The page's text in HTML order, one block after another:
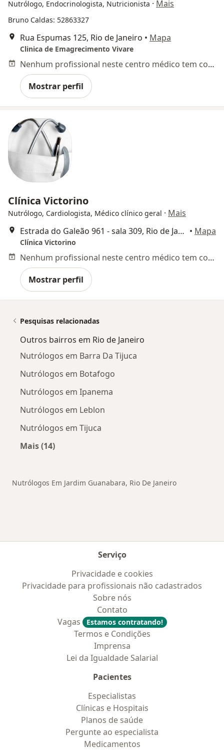
Nutrólogo, Endocrinologista, Nutricionista · Mais
Bruno Caldas: 52863327
Rua Espumas 125, Rio de Janeiro • Mapa
Clinica de Emagrecimento Vivare
Nenhum profissional neste centro médico tem consultas disponíveis
Mostrar perfil
Clínica Victorino
Nutrólogo, Cardiologista, Médico clínico geral · Mais
Estrada do Galeão 961 - sala 309, Rio de Janeiro • Mapa
Clínica Victorino
Nenhum profissional neste centro médico tem consultas disponíveis
Mostrar perfil
Pesquisas relacionadas
Outros bairros em Rio de Janeiro
Nutrólogos em Barra Da Tijuca
Nutrólogos em Botafogo
Nutrólogos em Ipanema
Nutrólogos em Leblon
Nutrólogos em Tijuca
Mais (14)
Nutrólogos Em Jardim Guanabara, Rio De Janeiro
Serviço
Privacidade e cookies
Privacidade para profissionais não cadastrados
Sobre nós
Contato
Vagas
Estamos contratando!
Termos e Condições
Imprensa
Lei da Igualdade Salarial
Pacientes
Especialistas
Clínicas e Hospitais
Planos de saúde
Pergunte ao especialista
Medicamentos